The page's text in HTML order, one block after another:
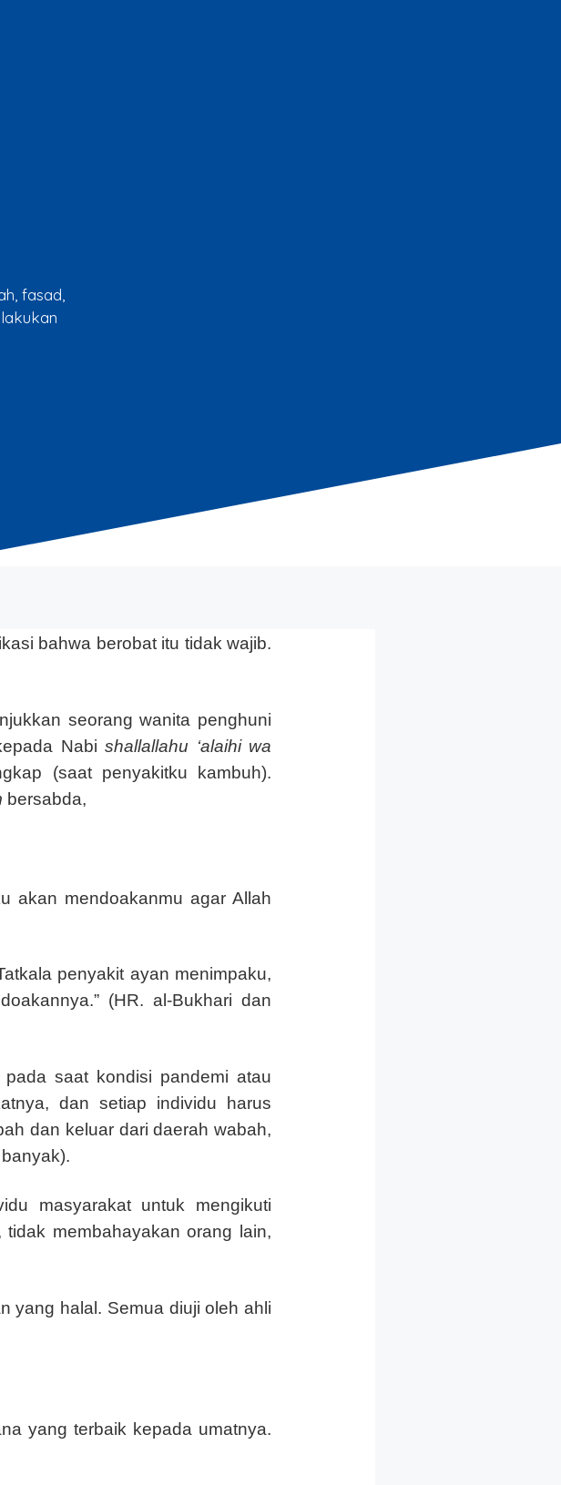
fasad,
bahwa berobat itu tidak wajib.
seorang wanita penghuni
Nabishallallahu ‘alaihi wa
(saat penyakitku kambuh).
bersabda,
akan mendoakanmu agar Allah
penyakit ayan menimpaku,
(HR. al-Bukhari dan
saat kondisi pandemi atau
dan setiap individu harus
dan keluar dari daerah wabah,
masyarakat untuk mengikuti
membahayakan orang lain,
yang halal. Semua diuji oleh ahli
yang terbaik kepada umatnya.